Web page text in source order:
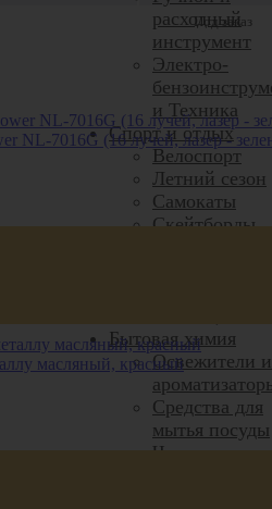
расходный
инструмент
Электро-
и Техника
Спорт и отдых
Велоспорт
Летний сезон
Самокаты
Скейтборды,
Бытовая химия
Освежители и
Средства для
мытья посуды
Чистящие
Под заказ
NL-7016G (16 лучей, лазер -
масляный, красный